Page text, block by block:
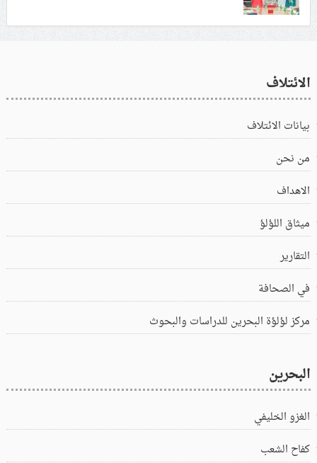
الائتلاف
بيانات الائتلاف
من نحن
الاهداف
ميثاق اللؤلؤ
التقارير
في الصحافة
مركز لؤلؤة البحرين للدراسات والبحوث
البحرين
الغزو الخليفي
كفاح الشعب